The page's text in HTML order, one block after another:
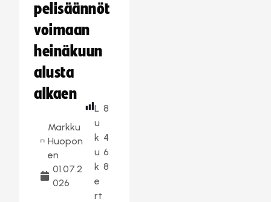
pelisäännöt
voimaan
heinäkuun
alusta
alkaen
Markku
Huopon
en
01.07.2
026
L
u
k
u
k
e
rt
8
4
6
8